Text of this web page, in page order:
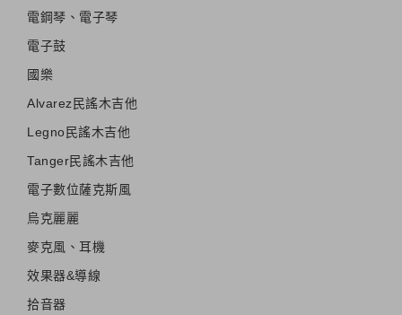
電鋼琴、電子琴
電子鼓
國樂
Alvarez民謠木吉他
Legno民謠木吉他
Tanger民謠木吉他
電子數位薩克斯風
烏克麗麗
麥克風、耳機
效果器&導線
拾音器